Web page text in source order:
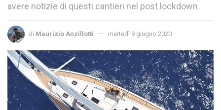
avere notizie di questi cantieri nel post lockdown
di Maurizio Anzillotti martedì 9 giugno 2020